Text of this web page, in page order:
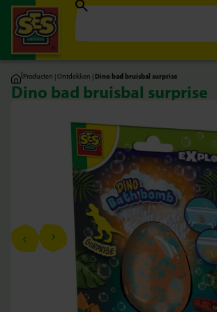
|Producten |Ontdekken | Dino bad bruisbal surprise
Dino bad bruisbal surprise